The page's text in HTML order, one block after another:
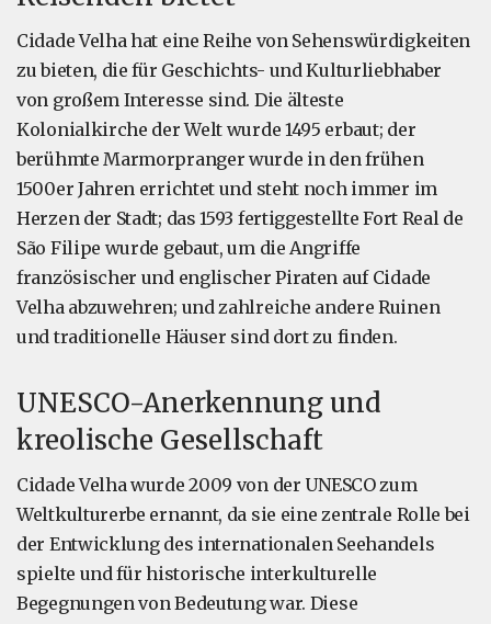
Cidade Velha hat eine Reihe von Sehenswürdigkeiten
zu bieten, die für Geschichts- und Kulturliebhaber
von großem Interesse sind. Die älteste
Kolonialkirche der Welt wurde 1495 erbaut; der
berühmte Marmorpranger wurde in den frühen
1500er Jahren errichtet und steht noch immer im
Herzen der Stadt; das 1593 fertiggestellte Fort Real de
São Filipe wurde gebaut, um die Angriffe
französischer und englischer Piraten auf Cidade
Velha abzuwehren; und zahlreiche andere Ruinen
und traditionelle Häuser sind dort zu finden.
UNESCO-Anerkennung und
kreolische Gesellschaft
Cidade Velha wurde 2009 von der UNESCO zum
Weltkulturerbe ernannt, da sie eine zentrale Rolle bei
der Entwicklung des internationalen Seehandels
spielte und für historische interkulturelle
Begegnungen von Bedeutung war. Diese